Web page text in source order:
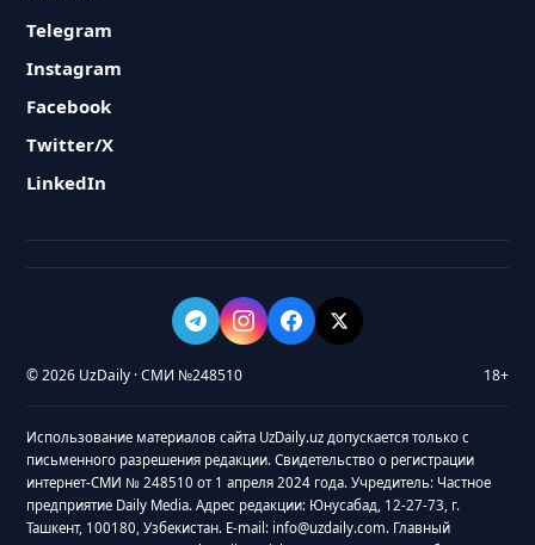
Telegram
Instagram
Facebook
Twitter/X
LinkedIn
© 2026 UzDaily · СМИ №248510 18+
Использование материалов сайта UzDaily.uz допускается только с
письменного разрешения редакции. Свидетельство о регистрации
интернет-СМИ № 248510 от 1 апреля 2024 года. Учредитель: Частное
предприятие Daily Media. Адрес редакции: Юнусабад, 12-27-73, г.
Ташкент, 100180, Узбекистан. E-mail: info@uzdaily.com. Главный